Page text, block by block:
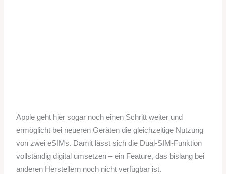
Apple geht hier sogar noch einen Schritt weiter und
ermöglicht bei neueren Geräten die gleichzeitige Nutzung
von zwei eSIMs. Damit lässt sich die Dual-SIM-Funktion
vollständig digital umsetzen – ein Feature, das bislang bei
anderen Herstellern noch nicht verfügbar ist.